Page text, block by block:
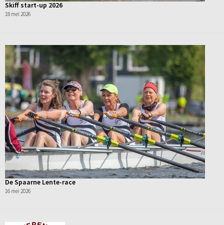
Skiff start-up 2026
18 mei 2026
De Spaarne Lente-race
16 mei 2026